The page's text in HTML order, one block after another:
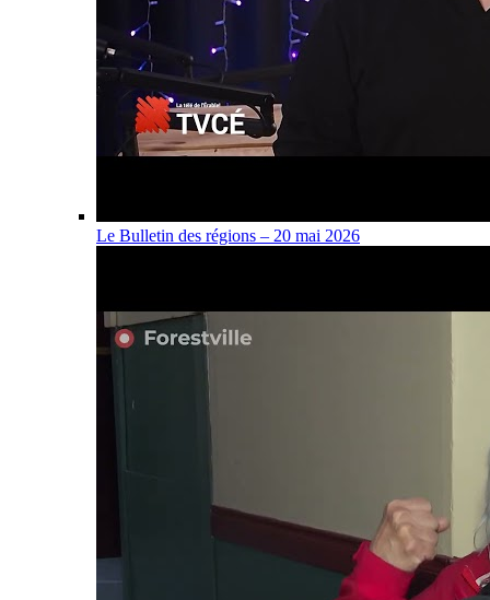
Le Bulletin des régions – 20 mai 2026